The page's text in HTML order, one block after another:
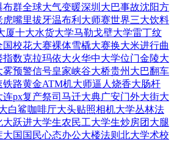
布群全球大气变暖深圳大巴事故沈阳方
虎嘴里拔牙温布利大师赛世界三大饮料
厦十大水货大学马勒戈壁大学雷丁纹
国校花大赛裸体雪橇大赛换大米进行曲
指数克拉玛依大火华中大学位门金陵大
雾预警信号皇家峡谷大桥贵州大巴翻车
铁路黄金ATM机大师逼人烧香大肠杆
连px复产祭司马迁大典广安门外大街大
白鲨咖啡厅大头贴照相机大学丛林法
大跃进大学生农民工大学生炒房团 大腿
大国国民心态办公大楼法则 北大学术校